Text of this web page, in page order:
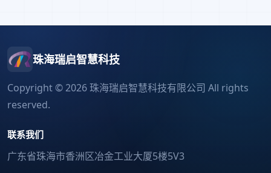
珠海瑞启智慧科技
Copyright © 2026 珠海瑞启智慧科技有限公司 All rights
reserved.
联系我们
广东省珠海市香洲区冶金工业大厦5楼5V3